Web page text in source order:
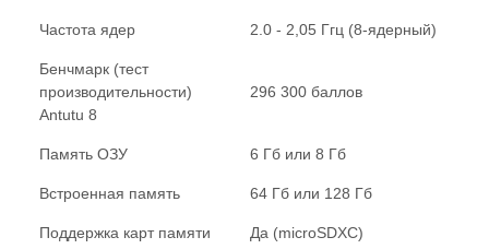
Частота ядер 2.0 - 2,05 Ггц (8-ядерный)
Бенчмарк (тест
производительности)
Antutu 8
296 300 баллов
Память ОЗУ 6 Гб или 8 Гб
Встроенная память 64 Гб или 128 Гб
Поддержка карт памяти Да (microSDXC)